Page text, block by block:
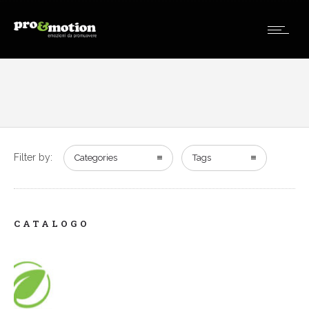
Filter by: Categories Tags
CATALOGO